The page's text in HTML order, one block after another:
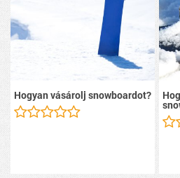
Hogyan vásárolj snowboardot?